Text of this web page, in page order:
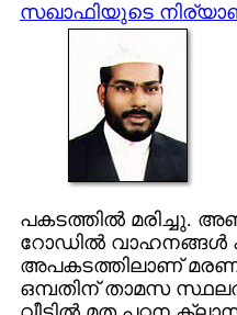
സഖാഫിയുടെ
പകടത്തില്‍ മരിച്ചു.
റോഡില്‍ വാഹനങ്ങള്‍
അപകടത്തിലാണ്
ഒമ്പതിന് താമസ